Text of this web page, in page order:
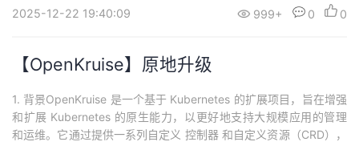
藏
manager与krui...
2025-12-22 19:40:09 999+ 0 0
【OpenKruise】原地升级
1. 背景OpenKruise 是一个基于 Kubernetes 的扩展项目，旨在增强
和扩展 Kubernetes 的原生能力，以更好地支持大规模应用的管理
和运维。它通过提供一系列自定义 控制器 和自定义资源（CRD），